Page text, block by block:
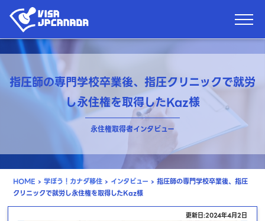
指圧師の専門学校卒業後、指圧クリニックで就労
し永住権を取得したKaz様
永住権取得者インタビュー
HOME › 学ぼう！カナダ移住 › インタビュー › 指圧師の専門学校卒業後、指圧
クリニックで就労し永住権を取得したKaz様
更新日:2024年4月2日